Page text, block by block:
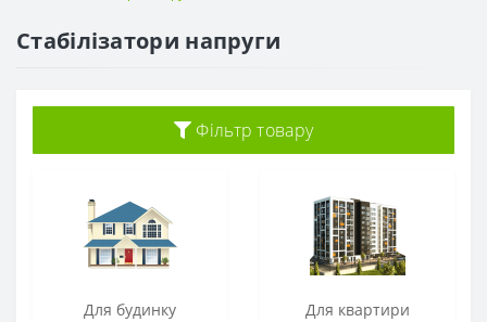
Стабілізатори напруги
Фільтр товару
Для будинку Для квартири